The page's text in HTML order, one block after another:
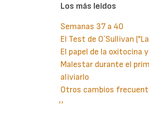
Los más leidos
Semanas 37 a 40
El Test de O´Sullivan
El papel de la oxitocina
Malestar durante el
aliviarlo
Otros cambios
Paginación
Siguiente
››